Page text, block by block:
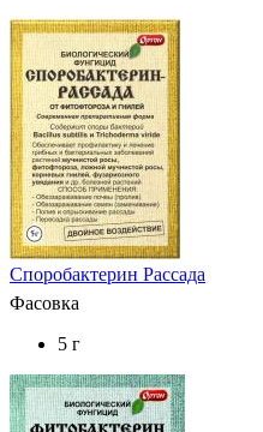
Споробактерин Рассада
Фасовка
5 г